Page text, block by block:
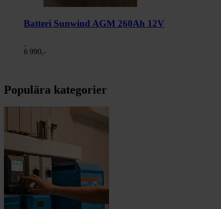
Batteri Sunwind AGM 260Ah 12V
6 990,-
Populära kategorier